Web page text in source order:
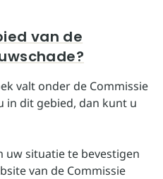
van de
valt onder de Commissie
in dit gebied, dan kunt u
uw situatie te bevestigen
van de Commissie